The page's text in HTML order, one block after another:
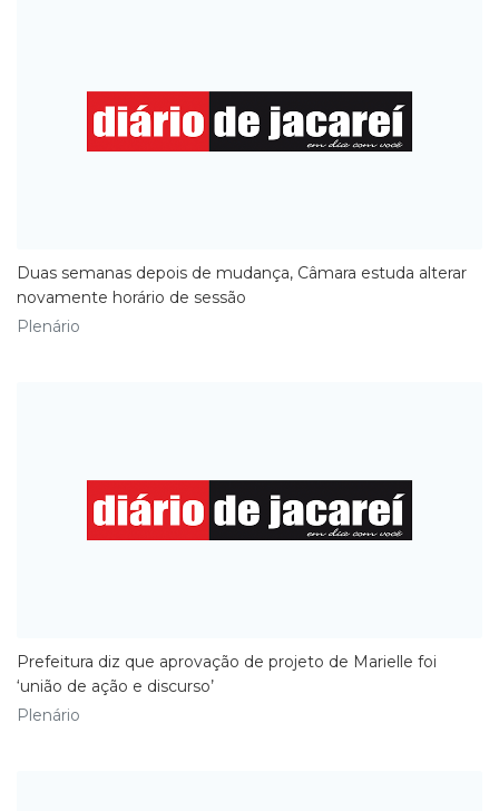
Duas semanas depois de mudança, Câmara estuda alterar
novamente horário de sessão
Plenário
Prefeitura diz que aprovação de projeto de Marielle foi
‘união de ação e discurso’
Plenário